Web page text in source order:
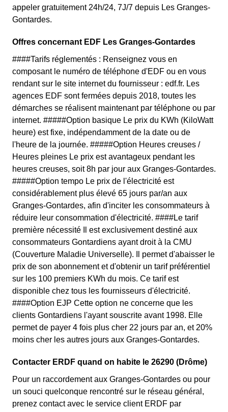
appeler gratuitement 24h/24, 7J/7 depuis Les Granges-
Gontardes.
Offres concernant EDF Les Granges-Gontardes
####Tarifs réglementés : Renseignez vous en
composant le numéro de téléphone d'EDF ou en vous
rendant sur le site internet du fournisseur : edf.fr. Les
agences EDF sont fermées depuis 2018, toutes les
démarches se réalisent maintenant par téléphone ou par
internet. #####Option basique Le prix du KWh (KiloWatt
heure) est fixe, indépendamment de la date ou de
l'heure de la journée. #####Option Heures creuses /
Heures pleines Le prix est avantageux pendant les
heures creuses, soit 8h par jour aux Granges-Gontardes.
#####Option tempo Le prix de l'électricité est
considérablement plus élevé 65 jours par/an aux
Granges-Gontardes, afin d'inciter les consommateurs à
réduire leur consommation d'électricité. ####Le tarif
première nécessité Il est exclusivement destiné aux
consommateurs Gontardiens ayant droit à la CMU
(Couverture Maladie Universelle). Il permet d'abaisser le
prix de son abonnement et d'obtenir un tarif préférentiel
sur les 100 premiers KWh du mois. Ce tarif est
disponible chez tous les fournisseurs d'électricité.
####Option EJP Cette option ne concerne que les
clients Gontardiens l'ayant souscrite avant 1998. Elle
permet de payer 4 fois plus cher 22 jours par an, et 20%
moins cher les autres jours aux Granges-Gontardes.
Contacter ERDF quand on habite le 26290 (Drôme)
Pour un raccordement aux Granges-Gontardes ou pour
un souci quelconque rencontré sur le réseau général,
prenez contact avec le service client ERDF par